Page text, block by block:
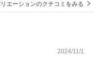
エーションのクチコミをみる
2024/11/1